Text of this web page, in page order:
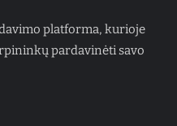
platforma, kurioje
pardavinėti savo